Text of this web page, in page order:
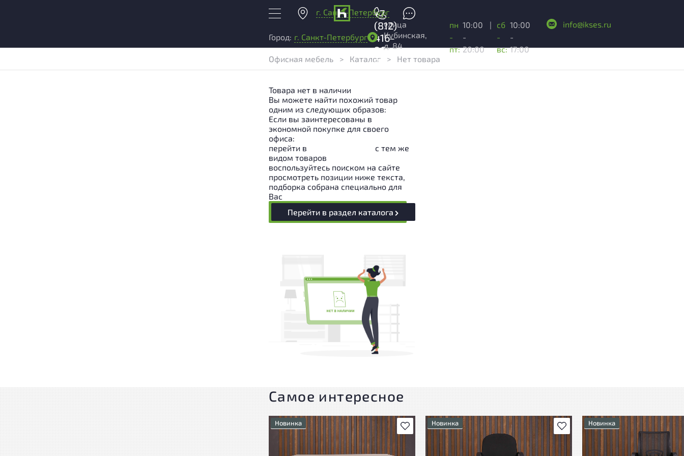
г. Санкт-Петербург
+7
(812)
416-
96-
99
Город: г. Санкт-Петербург
улица
Кубинская,
д. 84
пн
-
пт:
10:00
-
20:00
|
сб
-
вс:
10:00
-
17:00
info@ikses.ru
Офисная мебель > Каталог > Нет товара
Товара нет в наличии
Вы можете найти похожий товар
одним из следующих образов:
Если вы заинтересованы в
экономной покупке для своего
офиса:
перейти в
с тем же
видом товаров
воспользуйтесь поиском на сайте
просмотреть позиции ниже текста,
подборка собрана специально для
Вас
Перейти в раздел каталога
Самое интересное
В избранное
Новинка В избранное
Новинка Новинка